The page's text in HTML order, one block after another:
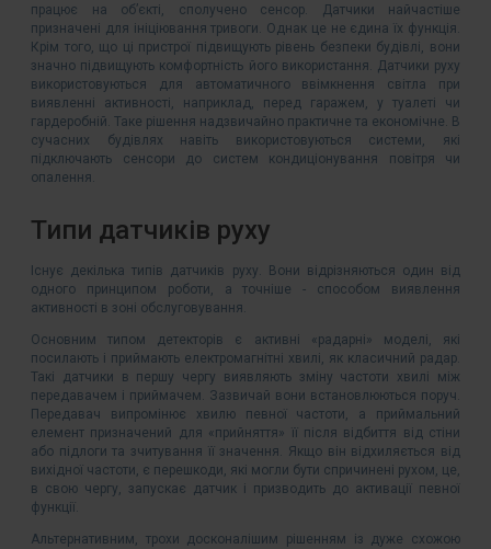
працює на об’єкті, сполучено сенсор. Датчики найчастіше
призначені для ініціювання тривоги. Однак це не єдина їх функція.
Крім того, що ці пристрої підвищують рівень безпеки будівлі, вони
значно підвищують комфортність його використання. Датчики руху
використовуються для автоматичного ввімкнення світла при
виявленні активності, наприклад, перед гаражем, у туалеті чи
гардеробній. Таке рішення надзвичайно практичне та економічне. В
сучасних будівлях навіть використовуються системи, які
підключають сенсори до систем кондиціонування повітря чи
опалення.
Типи датчиків руху
Існує декілька типів датчиків руху. Вони відрізняються один від
одного принципом роботи, а точніше - способом виявлення
активності в зоні обслуговування.
Основним типом детекторів є активні «радарні» моделі, які
посилають і приймають електромагнітні хвилі, як класичний радар.
Такі датчики в першу чергу виявляють зміну частоти хвилі між
передавачем і приймачем. Зазвичай вони встановлюються поруч.
Передавач випромінює хвилю певної частоти, а приймальний
елемент призначений для «прийняття» її після відбиття від стіни
або підлоги та зчитування її значення. Якщо він відхиляється від
вихідної частоти, є перешкоди, які могли бути спричинені рухом, це,
в свою чергу, запускає датчик і призводить до активації певної
функції.
Альтернативним, трохи досконалішим рішенням із дуже схожою